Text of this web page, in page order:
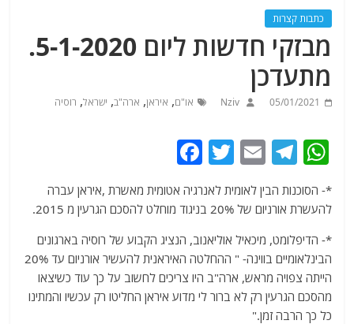
כתבות קצרות
מבזקי חדשות ליום 5-1-2020.
מתעדכן
05/01/2021
Nziv או"ם, איראן, ארה"ב, ישראל, רוסיה
W
at
s
A
p
p
T
el
e
g
ra
m
E
m
ai
l
T
itt
er
c
e
b
o
o
*- הסוכנות הבין לאומית לאנרגיה אטומית מאשרת ,איראן עברה
להעשרת אורניום של 20% בניגוד מוחלט להסכם הגרעין מ 2015.
*- הדיפלומט, מיכאיל אוליאנוב, הנציג הקבוע של רוסיה בארגונים
הבינלאומיים בווינה- " ההחלטה האיראנית להעשיר אורניום עד 20%
הייתה צפויה מראש, ארה"ב היו צריכים לחשוב על כך עוד כשיצאו
מהסכם הגרעין רק לא ברור לי מדוע איראן החליטו רק עכשיו והמתינו
כל כך הרבה זמן."